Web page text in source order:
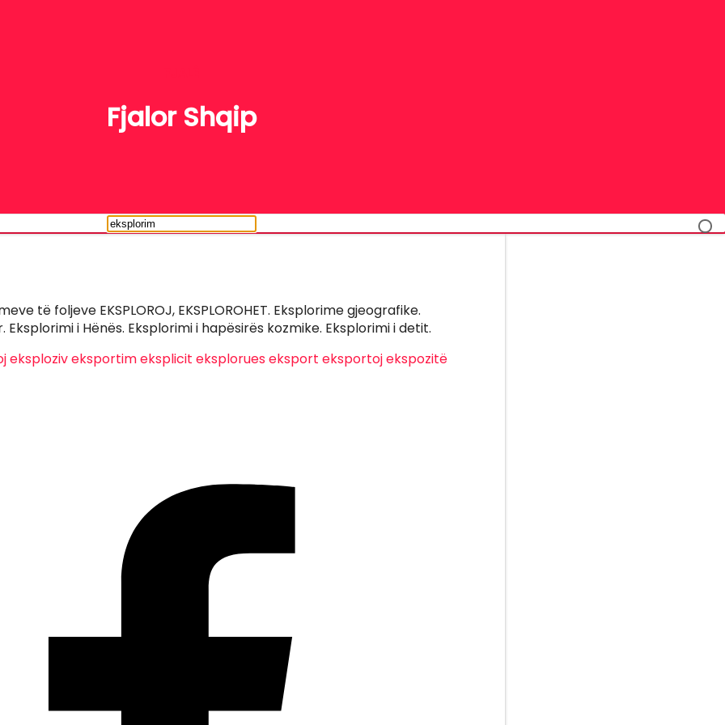
Fjalor Shqip
të foljeve EKSPLOROJ, EKSPLOROHET. Eksplorime gjeografike.
Eksplorimi i Hënës. Eksplorimi i hapësirës kozmike. Eksplorimi i detit.
eksploziveksportimeksplicit eksplorueseksport eksportojekspozitë